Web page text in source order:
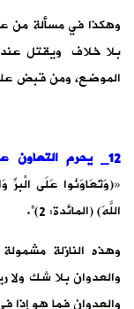
وهكذا في مسألة من
بلا خلاف ويقتل
الموضع، ومن قبض
12_ يحرم التعاون على الاثم والعدوان بالنص البين
«(وَتَعَاوَنُوا عَلَى الْبرِّ
اللَّهَ) (المائدة: 2)”.
وهذه النازلة
والعدوان بلا شك ولا